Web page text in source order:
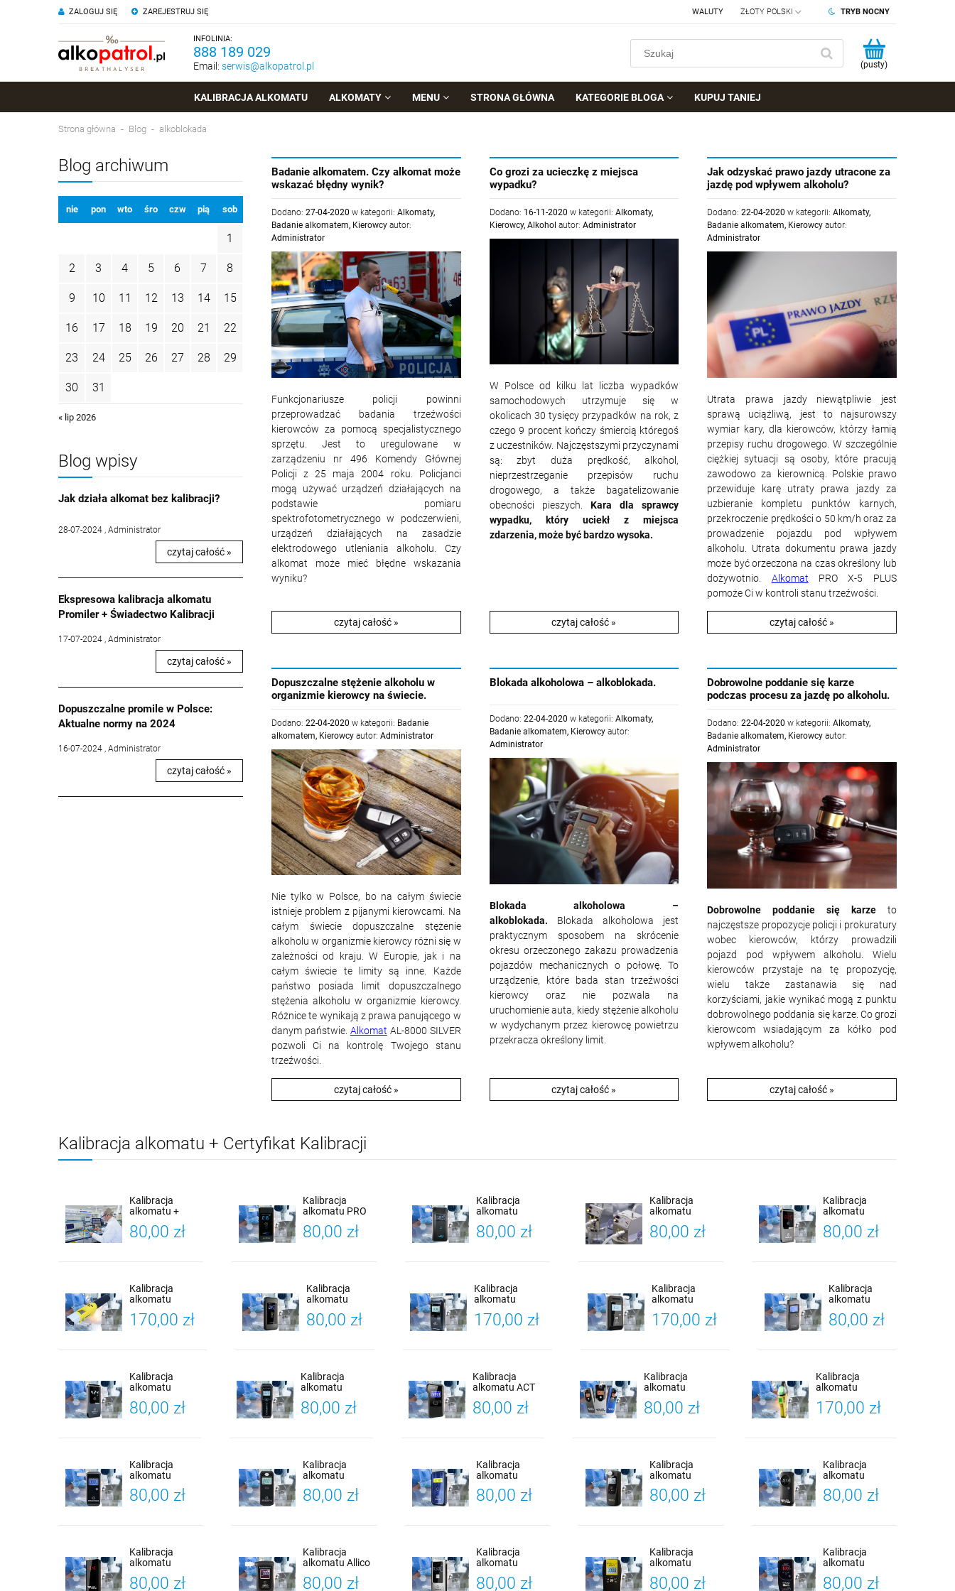
ZAREJESTRUJ SIĘ
ZALOGUJ SIĘ TRYB NOCNY
WALUTY
INFOLINIA:
888 189 029
Email: serwis@alkopatrol.pl (pusty)
KALIBRACJA ALKOMATU ALKOMATY MENU STRONA GŁÓWNA KATEGORIE BLOGA KUPUJ TANIEJ
Strona główna Blog alkoblokada
Blog archiwum
nie pon wto śro czw pią sob
1
2 3 4 5 6 7 8
9 10 11 12 13 14 15
16 17 18 19 20 21 22
23 24 25 26 27 28 29
30 31
« lip 2026
Blog wpisy
Jak działa alkomat bez kalibracji?
28-07-2024 , Administrator
czytaj całość »
Ekspresowa kalibracja alkomatu
Promiler + Świadectwo Kalibracji
17-07-2024 , Administrator
czytaj całość »
Dopuszczalne promile w Polsce:
Aktualne normy na 2024
16-07-2024 , Administrator
czytaj całość »
Badanie alkomatem. Czy alkomat może
wskazać błędny wynik?
Dodano: 27-04-2020 w kategorii: Alkomaty,
Badanie alkomatem, Kierowcy autor:
Administrator
Funkcjonariusze policji powinni
przeprowadzać badania trzeźwości
kierowców za pomocą specjalistycznego
sprzętu. Jest to uregulowane w
zarządzeniu nr 496 Komendy Głównej
Policji z 25 maja 2004 roku. Policjanci
mogą używać urządzeń działających na
podstawie pomiaru
spektrofotometrycznego w podczerwieni,
urządzeń działających na zasadzie
elektrodowego utleniania alkoholu. Czy
alkomat może mieć błędne wskazania
wyniku?
czytaj całość »
Co grozi za ucieczkę z miejsca
wypadku?
Dodano: 16-11-2020 w kategorii: Alkomaty,
Kierowcy, Alkohol autor: Administrator
W Polsce od kilku lat liczba wypadków
samochodowych utrzymuje się w
okolicach 30 tysięcy przypadków na rok, z
czego 9 procent kończy śmiercią któregoś
z uczestników. Najczęstszymi przyczynami
są: zbyt duża prędkość, alkohol,
nieprzestrzeganie przepisów ruchu
drogowego, a także bagatelizowanie
obecności pieszych. Kara dla sprawcy
wypadku, który uciekł z miejsca
zdarzenia, może być bardzo wysoka.
czytaj całość »
Jak odzyskać prawo jazdy utracone za
jazdę pod wpływem alkoholu?
Dodano:22-04-2020 w kategorii:Alkomaty,
Badanie alkomatem, Kierowcy autor:
Administrator
Utrata prawa jazdy niewątpliwie jest
sprawą uciążliwą, jest to najsurowszy
wymiar kary, dla kierowców, którzy łamią
przepisy ruchu drogowego. W szczególnie
ciężkiej sytuacji są osoby, które pracują
zawodowo za kierownicą. Polskie prawo
przewiduje karę utraty prawa jazdy za
uzbieranie kompletu punktów karnych,
przekroczenie prędkości o 50 km/h oraz za
prowadzenie pojazdu pod wpływem
alkoholu. Utrata dokumentu prawa jazdy
może być orzeczona na czas określony lub
dożywotnio. Alkomat PRO X-5 PLUS
pomoże Ci w kontroli stanu trzeźwości.
czytaj całość »
Dopuszczalne stężenie alkoholu w
organizmie kierowcy na świecie.
Dodano: 22-04-2020 w kategorii: Badanie
alkomatem, Kierowcy autor: Administrator
Nie tylko w Polsce, bo na całym świecie
istnieje problem z pijanymi kierowcami. Na
całym świecie dopuszczalne stężenie
alkoholu w organizmie kierowcy różni się w
zależności od kraju. W Europie, jak i na
całym świecie te limity są inne. Każde
państwo posiada limit dopuszczalnego
stężenia alkoholu w organizmie kierowcy.
Różnice te wynikają z prawa panującego w
danym państwie. Alkomat AL-8000 SILVER
pozwoli Ci na kontrolę Twojego stanu
trzeźwości.
czytaj całość »
Blokada alkoholowa – alkoblokada.
Dodano: 22-04-2020 w kategorii: Alkomaty,
Badanie alkomatem, Kierowcyautor:
Administrator
Blokada alkoholowa –
alkoblokada. Blokada alkoholowa jest
praktycznym sposobem na skrócenie
okresu orzeczonego zakazu prowadzenia
pojazdów mechanicznych o połowę. To
urządzenie, które bada stan trzeźwości
kierowcy oraz nie pozwala na
uruchomienie auta, kiedy stężenie alkoholu
w wydychanym przez kierowcę powietrzu
przekracza określony limit.
czytaj całość »
Dobrowolne poddanie się karze
podczas procesu za jazdę po alkoholu.
Dodano:22-04-2020 w kategorii:Alkomaty,
Badanie alkomatem, Kierowcy autor:
Administrator
Dobrowolne poddanie się karzeto
najczęstsze propozycje policji i prokuratury
wobec kierowców, którzy prowadzili
pojazd pod wpływem alkoholu. Wielu
kierowców przystaje na tę propozycję,
wielu także zastanawia się nad
korzyściami, jakie wynikać mogą z punktu
dobrowolnego poddania się karze. Co grozi
kierowcom wsiadającym za kółko pod
wpływem alkoholu?
czytaj całość »
Kalibracja alkomatu + Certyfikat Kalibracji
Kalibracja
alkomatu +
Kalibracji
80,00 zł
Kalibracja
alkomatu PRO
(Alcofind)
80,00 zł
Kalibracja
alkomatu
Alcofind PRO X-
3
80,00 zł
Kalibracja
alkomatu
modele osobiste
80,00 zł
Kalibracja
alkomatu
PROMILER AL-
8000 PLUS +
Certyfikat
80,00 zł
Kalibracja
alkomatu
170,00 zł
Kalibracja
alkomatu
X-5 +
Świadectwo
80,00 zł
Kalibracja
alkomatu
Certyfikat
Kalibracji
170,00 zł
Kalibracja
alkomatu
LITE + Certyfikat
Kalibracji
170,00 zł
Kalibracja
alkomatu
9000
Professional
Kalibracji
80,00 zł
Kalibracja
alkomatu
iSober 30 +
Certyfikat
80,00 zł
Kalibracja
alkomatu
Certyfikat
Kalibracji
80,00 zł
Kalibracja
alkomatu ACT
Certyfikat
Kalibracji
80,00 zł
Kalibracja
alkomatu
Certyfikat
Kalibracji
80,00 zł
Kalibracja
alkomatu
AT7000 +
Certyfikat
170,00 zł
Kalibracja
alkomatu
BACscan F-50 +
Certyfikat
80,00 zł
Kalibracja
alkomatu
BACscan F-45 +
Certyfikat
80,00 zł
Kalibracja
alkomatu
PROMILER AL-
9000 +
80,00 zł
Kalibracja
alkomatu
Alcoforce Cobra
+ Certyfikat
80,00 zł
Kalibracja
alkomatu
Alcoforce EVO 1
+ Certyfikat
80,00 zł
Kalibracja
alkomatu
Alcoforce AF-
350 + Certyfikat
80,00 zł
Kalibracja
alkomatu Allico
MTX200 PRO +
Certyfikat
80,00 zł
Kalibracja
alkomatu
iSober 70 +
80,00 zł
Kalibracja
alkomatu
FITalco Neon F1
+ Certyfikat
80,00 zł
Kalibracja
alkomatu
FITalco Black
CA20 +
80,00 zł